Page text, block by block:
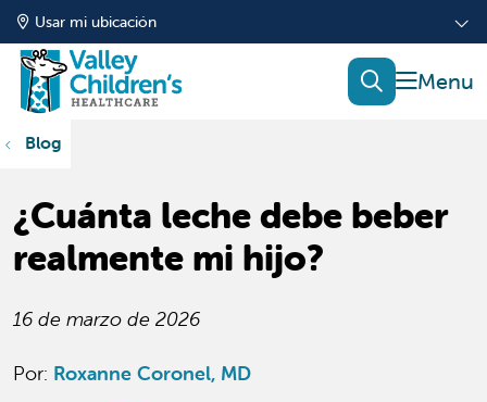
Usar mi ubicación
mostrar
buscar
Blog
¿Cuánta leche debe beber
realmente mi hijo?
16 de marzo de 2026
Por: Roxanne Coronel, MD